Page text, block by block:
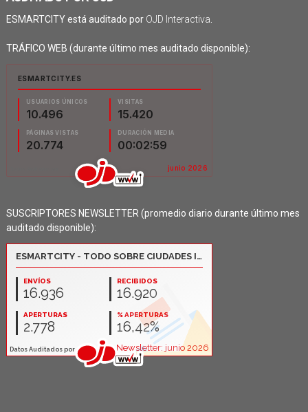
ESMARTCITY está auditado por OJD Interactiva.
TRÁFICO WEB (durante último mes auditado disponible):
SUSCRIPTORES NEWSLETTER (promedio diario durante último mes
auditado disponible):